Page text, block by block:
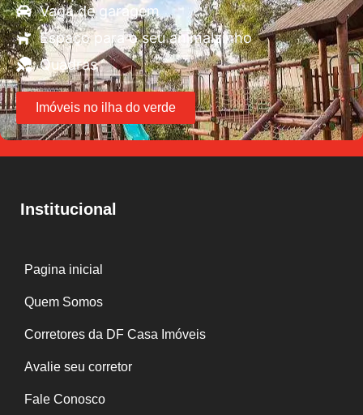
Vaga de garagem
Espaço para o seu animalzinho
Quadras
Imóveis no ilha do verde
Institucional
Pagina inicial
Quem Somos
Corretores da DF Casa Imóveis
Avalie seu corretor
Fale Conosco